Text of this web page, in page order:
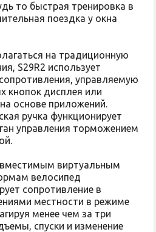
то быстрая тренировка в
поездка у окна
на традиционную
S29R2 использует
управляемую
кнопок дисплея или
основе приложений.
ручка функционирует
управления торможением
виртуальным
велосипед
сопротивление в
местности в режиме
менее чем за три
спуски и изменение